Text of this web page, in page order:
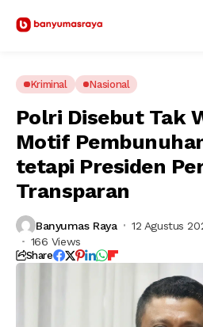
Kriminal Nasional
Polri Disebut Tak
Motif
tetapi Presiden
Transparan
Banyumas Raya 12 Agustus
166 Views
Share